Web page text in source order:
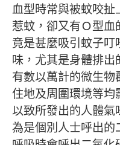
血型時常與被蚊咬
惹蚊，卻又有Ｏ型
竟是甚麼吸引蚊子
味，尤其是身體排
有數以萬計的微生
住地及周圍環境等均
以致所發出的人體
為是個別人士呼出的